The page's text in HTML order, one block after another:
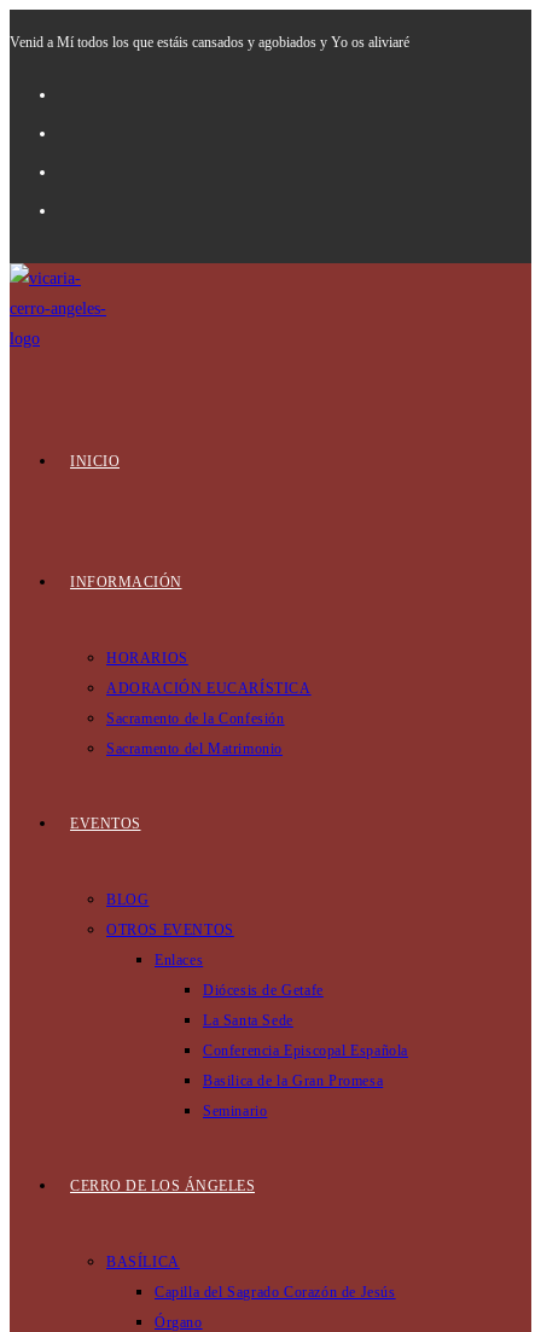
Venid a Mí todos los que estáis cansados y agobiados y Yo os aliviaré
INICIO
INFORMACIÓN
HORARIOS
ADORACIÓN EUCARÍSTICA
Sacramento de la Confesión
Sacramento del Matrimonio
EVENTOS
BLOG
OTROS EVENTOS
Enlaces
Diócesis de Getafe
La Santa Sede
Conferencia Episcopal Española
Basilica de la Gran Promesa
Seminario
CERRO DE LOS ÁNGELES
BASÍLICA
Capilla del Sagrado Corazón de Jesús
Órgano